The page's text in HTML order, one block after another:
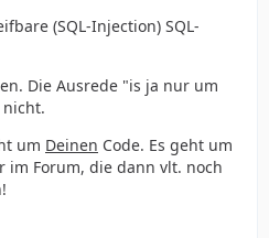
(SQL-Injection) SQL-
Die Ausrede "is ja nur um
um Deinen Code. Es geht um
im Forum, die dann vlt. noch